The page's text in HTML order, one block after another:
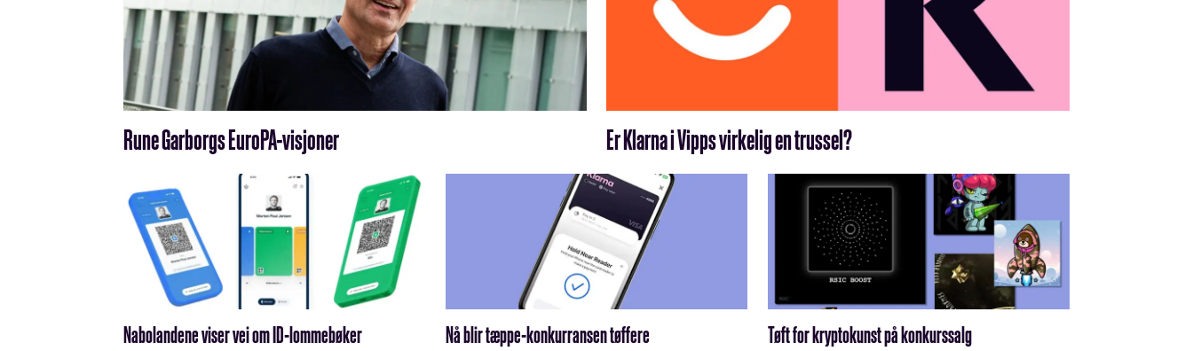
Rune Garborgs EuroPA-visjoner Er Klarna i Vipps virkelig en trussel?
Nabolandene viser vei om ID-lommebøker Nå blir tæppe-konkurransen tøffere Tøft for kryptokunst på konkurssalg